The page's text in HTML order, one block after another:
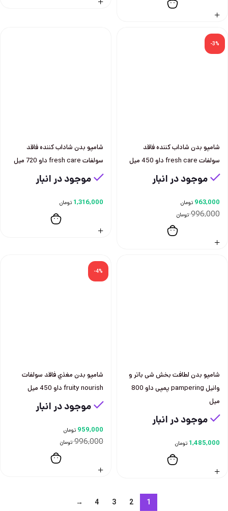
-3%
شامپو بدن شاداب كننده فاقد
سولفات fresh care داو 450 ميل
موجود در انبار
996,000 تومان
963,000 تومان
شامپو بدن شاداب كننده فاقد
سولفات fresh care داو 720 ميل
موجود در انبار
1,316,000 تومان
شامپو بدن لطافت بخش شی باتر و
وانيل pampering پمپی داو 800
ميل
موجود در انبار
1,485,000 تومان
-4%
شامپو بدن مغذي فاقد سولفات
fruity nourish داو 450 ميل
موجود در انبار
996,000 تومان
959,000 تومان
1
2
3
4
→